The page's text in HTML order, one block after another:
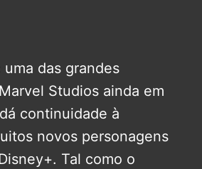
uma das grandes
Studios ainda em
continuidade à
novos personagens
Tal como o